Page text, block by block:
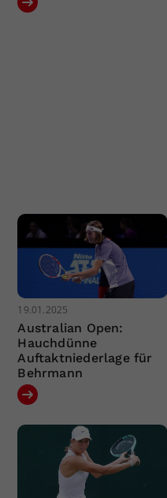
19.01.2025
Australian Open:
Hauchdünne
Auftaktniederlage für
Behrmann